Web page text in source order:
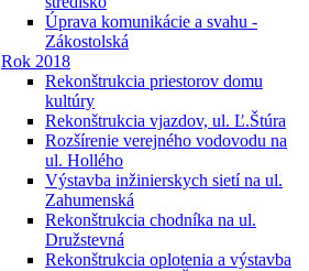
Úprava komunikácie a svahu -
Zákostolská
Rok 2018
Rekonštrukcia priestorov domu
kultúry
Rekonštrukcia vjazdov, ul. Ľ.Štúra
Rozšírenie verejného vodovodu na
ul. Hollého
Výstavba inžinierskych sietí na ul.
Zahumenská
Rekonštrukcia chodníka na ul.
Družstevná
Rekonštrukcia oplotenia a výstavba